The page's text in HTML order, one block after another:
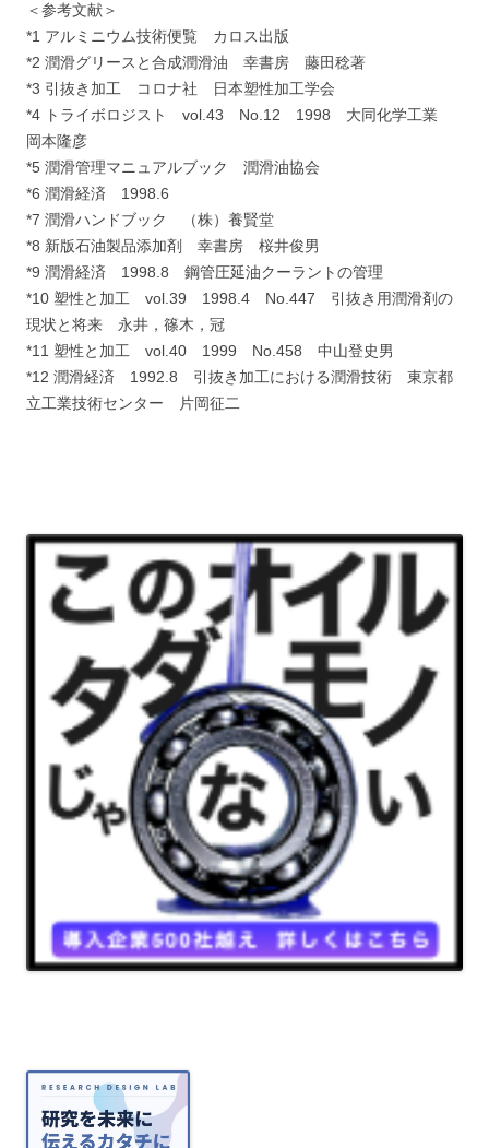
＜参考文献＞
*1 アルミニウム技術便覧 カロス出版
*2 潤滑グリースと合成潤滑油 幸書房 藤田稔著
*3 引抜き加工 コロナ社 日本塑性加工学会
*4 トライボロジスト vol.43 No.12 1998 大同化学工業
岡本隆彦
*5 潤滑管理マニュアルブック 潤滑油協会
*6 潤滑経済 1998.6
*7 潤滑ハンドブック （株）養賢堂
*8 新版石油製品添加剤 幸書房 桜井俊男
*9 潤滑経済 1998.8 鋼管圧延油クーラントの管理
*10 塑性と加工 vol.39 1998.4 No.447 引抜き用潤滑剤の
現状と将来 永井，篠木，冠
*11 塑性と加工 vol.40 1999 No.458 中山登史男
*12 潤滑経済 1992.8 引抜き加工における潤滑技術 東京都
立工業技術センター 片岡征二